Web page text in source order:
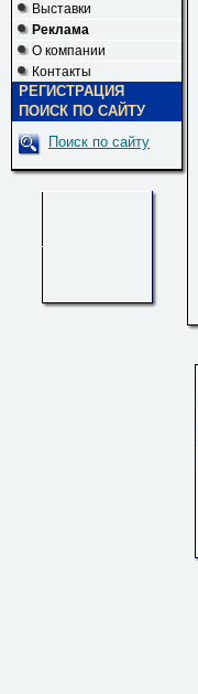
Выставки
Реклама
О компании
Контакты
РЕГИСТРАЦИЯ
ПОИСК ПО САЙТУ
Поиск по сайту